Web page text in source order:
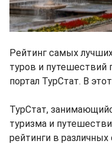
Рейтинг самых
туров и путешествий
портал ТурСтат. В
ТурСтат,
туризма и
рейтинги в